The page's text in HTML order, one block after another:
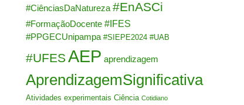
#CiênciasDaNatureza #EnASCi
#FormaçãoDocente #IFES
#PPGECUnipampa #SIEPE2024 #UAB
#UFES AEP aprendizagem
AprendizagemSignificativa
Atividades experimentais Ciência Cotidiano